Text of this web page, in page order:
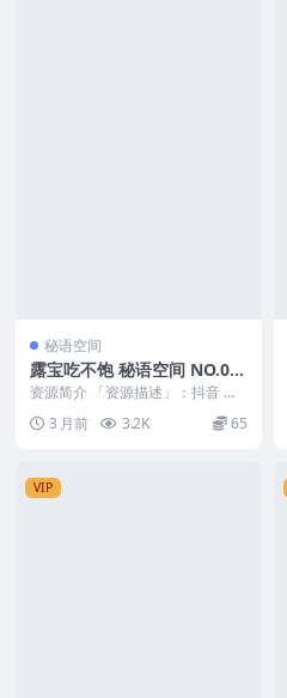
秘语空间
露宝吃不饱 秘语空间 NO.00
7期
资源简介 「资源描述」：抖音 露
宝吃不饱 秘语空间 NO.007期 【1
2P5V...
3 月前 3.2K 65
VIP